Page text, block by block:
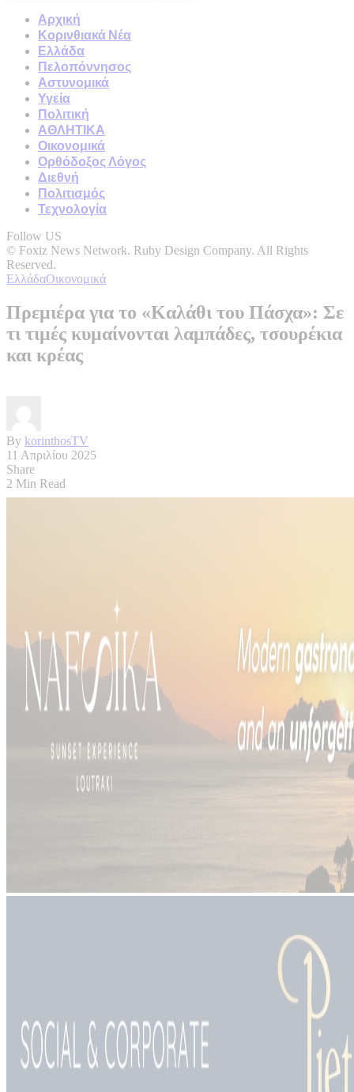
Αρχική
Κορινθιακά Νέα
Ελλάδα
Πελοπόννησος
Αστυνομικά
Υγεία
Πολιτική
ΑΘΛΗΤΙΚΑ
Οικονομικά
Ορθόδοξος Λόγος
Διεθνή
Πολιτισμός
Τεχνολογία
Follow US
© Foxiz News Network. Ruby Design Company. All Rights
Reserved.
ΕλλάδαΟικονομικά
Πρεμιέρα για το «Καλάθι του Πάσχα»: Σε
τι τιμές κυμαίνονται λαμπάδες, τσουρέκια
και κρέας
By korinthosTV
11 Απριλίου 2025
Share
2 Min Read